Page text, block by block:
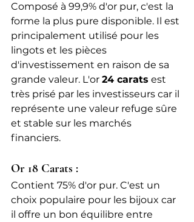
Composé à 99,9% d'or pur, c'est la
forme la plus pure disponible. Il est
principalement utilisé pour les
lingots et les pièces
d'investissement en raison de sa
grande valeur. L'or 24 carats est
très prisé par les investisseurs car il
représente une valeur refuge sûre
et stable sur les marchés
financiers.
Or 18 Carats :
Contient 75% d'or pur. C'est un
choix populaire pour les bijoux car
il offre un bon équilibre entre